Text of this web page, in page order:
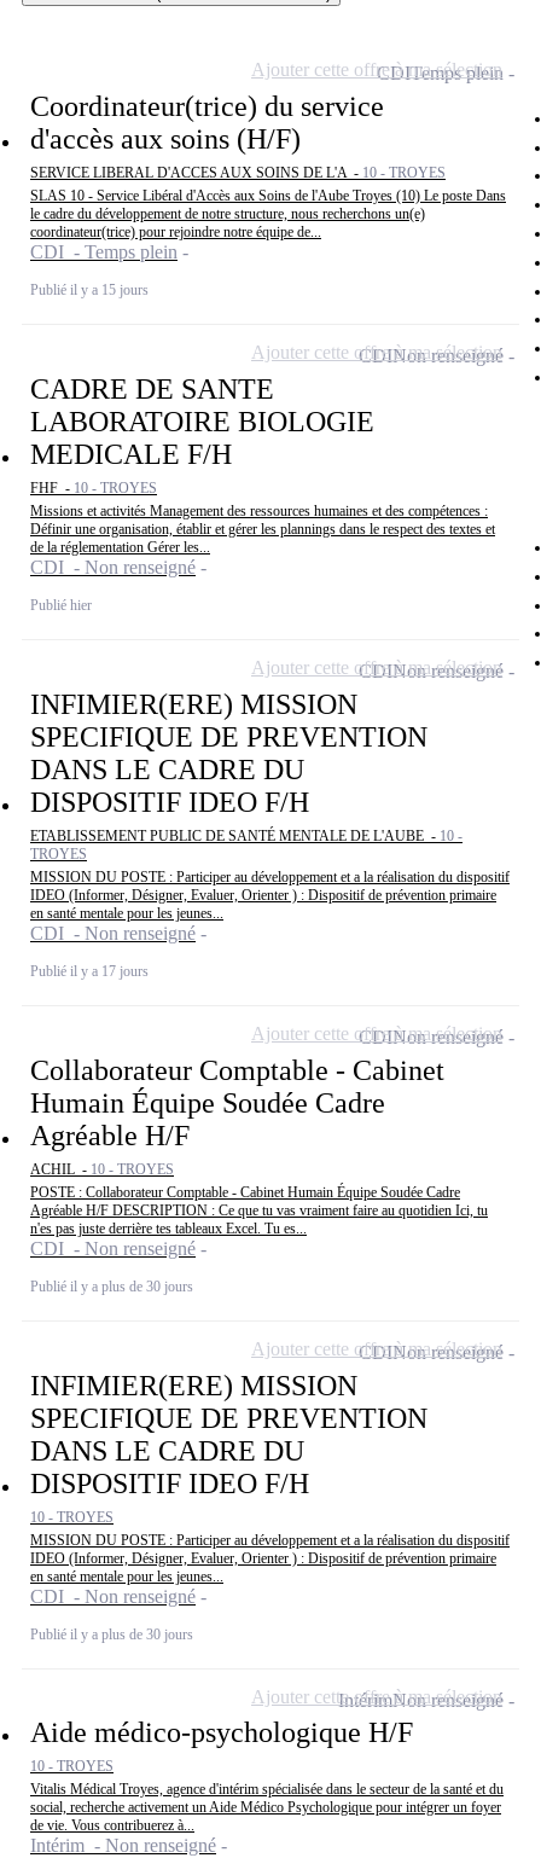
Coordinateur(trice) du service
d'accès aux soins (H/F)
SERVICE LIBERAL D'ACCES AUX SOINS DE L'A - 10 - TROYES
SLAS 10 - Service Libéral d'Accès aux Soins de l'Aube Troyes (10) Le poste Dans
le cadre du développement de notre structure, nous recherchons un(e)
coordinateur(trice) pour rejoindre notre équipe de...
CDI - Temps plein
Publié il y a 15 jours
CDITemps plein
Ajouter cette offre à ma sélection
CADRE DE SANTE
LABORATOIRE BIOLOGIE
MEDICALE F/H
FHF - 10 - TROYES
Missions et activités Management des ressources humaines et des compétences :
Définir une organisation, établir et gérer les plannings dans le respect des textes et
de la réglementation Gérer les...
CDI - Non renseigné
Publié hier
CDINon renseigné
Ajouter cette offre à ma sélection
INFIMIER(ERE) MISSION
SPECIFIQUE DE PREVENTION
DANS LE CADRE DU
DISPOSITIF IDEO F/H
ETABLISSEMENT PUBLIC DE SANTÉ MENTALE DE L'AUBE - 10 -
TROYES
MISSION DU POSTE : Participer au développement et a la réalisation du dispositif
IDEO (Informer, Désigner, Evaluer, Orienter ) : Dispositif de prévention primaire
en santé mentale pour les jeunes...
CDI - Non renseigné
Publié il y a 17 jours
CDINon renseigné
Ajouter cette offre à ma sélection
Collaborateur Comptable - Cabinet
Humain Équipe Soudée Cadre
Agréable H/F
ACHIL - 10 - TROYES
POSTE : Collaborateur Comptable - Cabinet Humain Équipe Soudée Cadre
Agréable H/F DESCRIPTION : Ce que tu vas vraiment faire au quotidien Ici, tu
n'es pas juste derrière tes tableaux Excel. Tu es...
CDI - Non renseigné
Publié il y a plus de 30 jours
CDINon renseigné
Ajouter cette offre à ma sélection
INFIMIER(ERE) MISSION
SPECIFIQUE DE PREVENTION
DANS LE CADRE DU
DISPOSITIF IDEO F/H
10 - TROYES
MISSION DU POSTE : Participer au développement et a la réalisation du dispositif
IDEO (Informer, Désigner, Evaluer, Orienter ) : Dispositif de prévention primaire
en santé mentale pour les jeunes...
CDI - Non renseigné
Publié il y a plus de 30 jours
CDINon renseigné
Ajouter cette offre à ma sélection
Aide médico-psychologique H/F
10 - TROYES
Vitalis Médical Troyes, agence d'intérim spécialisée dans le secteur de la santé et du
social, recherche activement un Aide Médico Psychologique pour intégrer un foyer
de vie. Vous contribuerez à...
Intérim - Non renseigné
IntérimNon renseigné
Ajouter cette offre à ma sélection